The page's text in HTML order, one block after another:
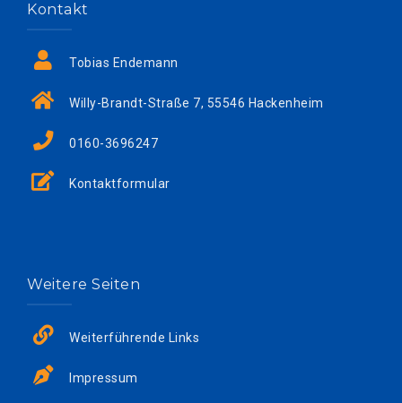
Kontakt
Tobias Endemann
Willy-Brandt-Straße 7, 55546 Hackenheim
0160-3696247
Kontaktformular
Weitere Seiten
Weiterführende Links
Impressum